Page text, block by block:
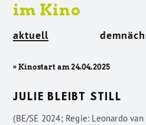
im Kino
aktuell
» Kinostart am 24.04.2025
JULIE BLEIBT STILL
(BE/SE 2024; Regie: Leonardo